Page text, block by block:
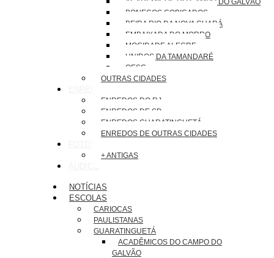
BONECOS COBIÇADOS
BEIRA RIO DA NOVA GUARÁ
EMBAIXADA DO MORRO
MOCIDADE ALEGRE
UNIDOS DA TAMANDARÉ
OESG
OUTRAS CIDADES
ENREDOS DO RJ
ENREDOS DE SP
ENREDOS GUARATINGUETÁ
ENREDOS DE OUTRAS CIDADES
+ ANTIGAS
NOTÍCIAS
ESCOLAS
CARIOCAS
PAULISTANAS
GUARATINGUETÁ
ACADÊMICOS DO CAMPO DO
GALVÃO